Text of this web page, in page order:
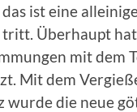
ist eine
Überhaupt
mit dem
Mit dem
wurde die neue